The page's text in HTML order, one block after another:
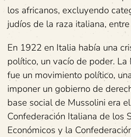
los africanos, excluyendo
judíos de la raza italiana,
En 1922 en Italia había una
político, un vacío de poder. La
fue un movimiento político,
imponer un gobierno de
base social de Mussolini era
Confederación Italiana de los
Económicos y la